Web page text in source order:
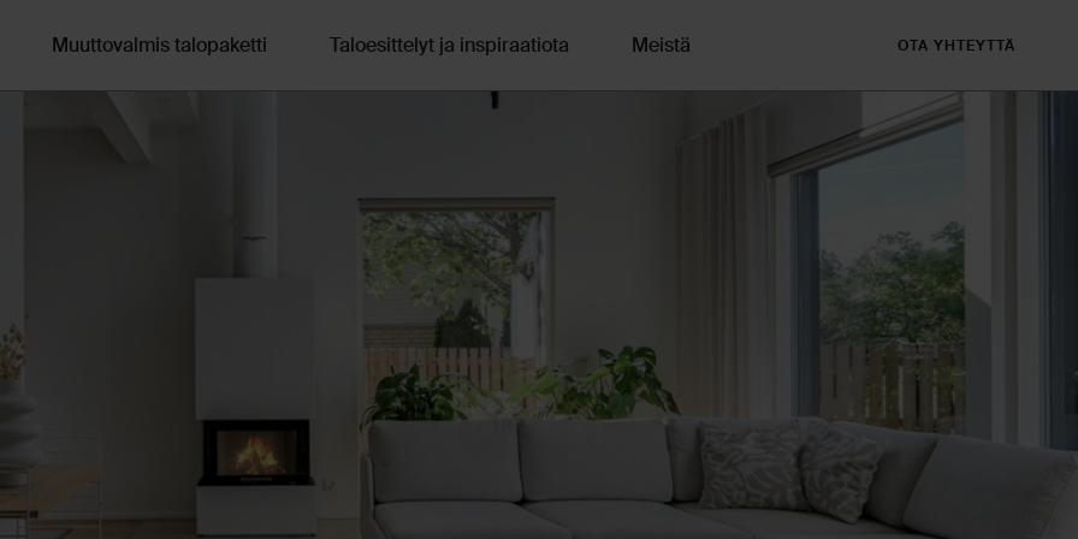
Muuttovalmis talopaketti Taloesittelyt ja inspiraatiota Meistä OTA YHTEYTTÄ